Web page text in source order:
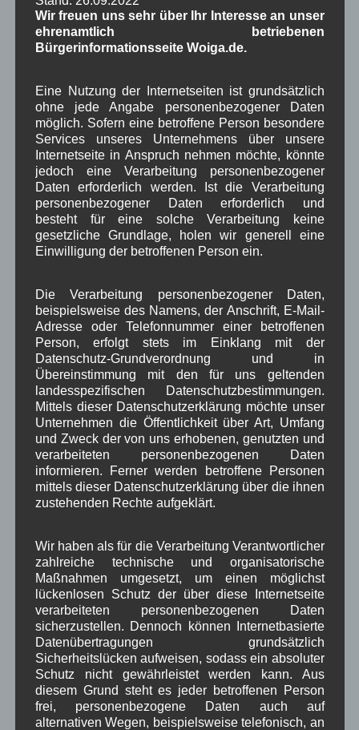
1250-Jahre , AlpenRaum ,Arbeitsgruppe 1-13
Bildergalerie , Brauchtum ,Corona ,
Dorferneuerung , Dorfleben
Dorfplatz Energiewende Fest ,G7 ,
Gesundheit , Gewerbe , Haushalt ,
historische Bilder , Infrastruktur , Isarkies ,
Kirche , Kunsthandwerk Landwirtschaft
Musik , Natur und Umwelt , Ochsenrennen
Schule Sport ,Tagespflege , Tourismus ,
TV ,Umfrage Veranstaltung Verkehr
Verwaltung , Video ,
Vorstand Dorferneuerung , Woiga.de ,
Zeitung ,Zigarettensteig
Bauernregel im August
Wenn St. Rochus truebe schaut, kommt die Raupe in das
Kraut. 16. August
Neueste Kommentare
WBEbeiÜber uns
Josef Otler, Verein fürr Geschichtebei Über uns
Gerd ErfertbeiÜber uns
Wir freuen uns sehr über Ihr Interesse an unser
ehrenamtlich betriebenen
Bürgerinformationsseite Woiga.de.
Eine Nutzung der Internetseiten ist grundsätzlich
ohne jede Angabe personenbezogener Daten
möglich. Sofern eine betroffene Person besondere
Services unseres Unternehmens über unsere
Internetseite in Anspruch nehmen möchte, könnte
jedoch eine Verarbeitung personenbezogener
Daten erforderlich werden. Ist die Verarbeitung
personenbezogener Daten erforderlich und
besteht für eine solche Verarbeitung keine
gesetzliche Grundlage, holen wir generell eine
Einwilligung der betroffenen Person ein.
Die Verarbeitung personenbezogener Daten,
beispielsweise des Namens, der Anschrift, E-Mail-
Adresse oder Telefonnummer einer betroffenen
Person, erfolgt stets im Einklang mit der
Datenschutz-Grundverordnung und in
Übereinstimmung mit den für uns geltenden
landesspezifischen Datenschutzbestimmungen.
Mittels dieser Datenschutzerklärung möchte unser
Unternehmen die Öffentlichkeit über Art, Umfang
und Zweck der von uns erhobenen, genutzten und
verarbeiteten personenbezogenen Daten
informieren. Ferner werden betroffene Personen
mittels dieser Datenschutzerklärung über die ihnen
zustehenden Rechte aufgeklärt.
Wir haben als für die Verarbeitung Verantwortlicher
zahlreiche technische und organisatorische
Maßnahmen umgesetzt, um einen möglichst
lückenlosen Schutz der über diese Internetseite
verarbeiteten personenbezogenen Daten
sicherzustellen. Dennoch können Internetbasierte
Datenübertragungen grundsätzlich
Sicherheitslücken aufweisen, sodass ein absoluter
Schutz nicht gewährleistet werden kann. Aus
diesem Grund steht es jeder betroffenen Person
frei, personenbezogene Daten auch auf
alternativen Wegen, beispielsweise telefonisch, an